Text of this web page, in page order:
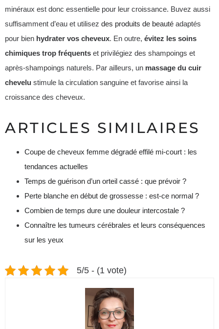
minéraux est donc essentielle pour leur croissance. Buvez aussi
suffisamment d’eau et utilisez des produits de beauté adaptés
pour bien hydrater vos cheveux. En outre, évitez les soins
chimiques trop fréquents et privilégiez des shampoings et
après-shampoings naturels. Par ailleurs, un massage du cuir
chevelu stimule la circulation sanguine et favorise ainsi la
croissance des cheveux.
ARTICLES SIMILAIRES
Coupe de cheveux femme dégradé effilé mi-court : les
tendances actuelles
Temps de guérison d’un orteil cassé : que prévoir ?
Perte blanche en début de grossesse : est-ce normal ?
Combien de temps dure une douleur intercostale ?
Connaître les tumeurs cérébrales et leurs conséquences
sur les yeux
5/5 - (1 vote)